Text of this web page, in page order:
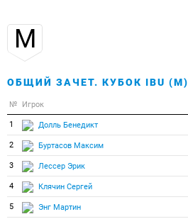
М
ОБЩИЙ ЗАЧЕТ. КУБОК IBU (М)
№ Игрок
1 Долль Бенедикт
2 Буртасов Максим
3 Лессер Эрик
4 Клячин Сергей
5 Энг Мартин